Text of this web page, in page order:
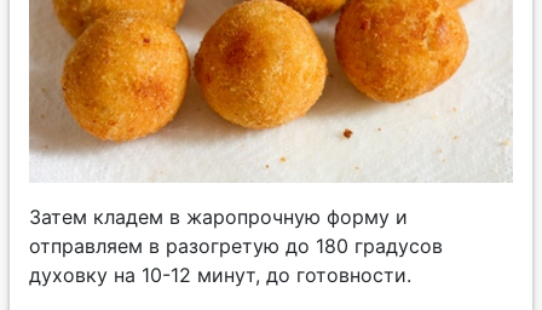
Затем кладем в жаропрочную форму и
отправляем в разогретую до 180 градусов
духовку на 10-12 минут, до готовности.